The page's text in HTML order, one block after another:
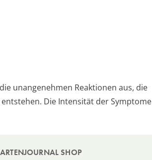
unangenehmen Reaktionen aus, die
Die Intensität der Symptome
SHOP